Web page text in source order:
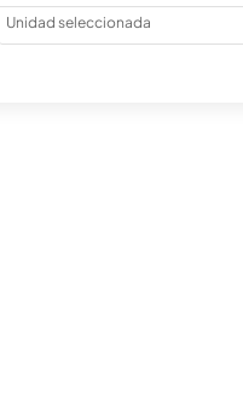
Unidad seleccionada